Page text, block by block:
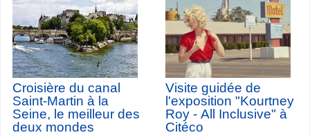
Croisière du canal
Saint-Martin à la
Seine, le meilleur des
deux mondes
Visite guidée de
l'exposition "Kourtney
Roy - All Inclusive" à
Citéco